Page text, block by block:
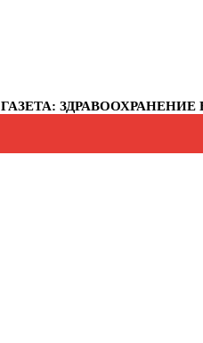
ГАЗЕТА: ЗДРАВООХРАНЕНИЕ